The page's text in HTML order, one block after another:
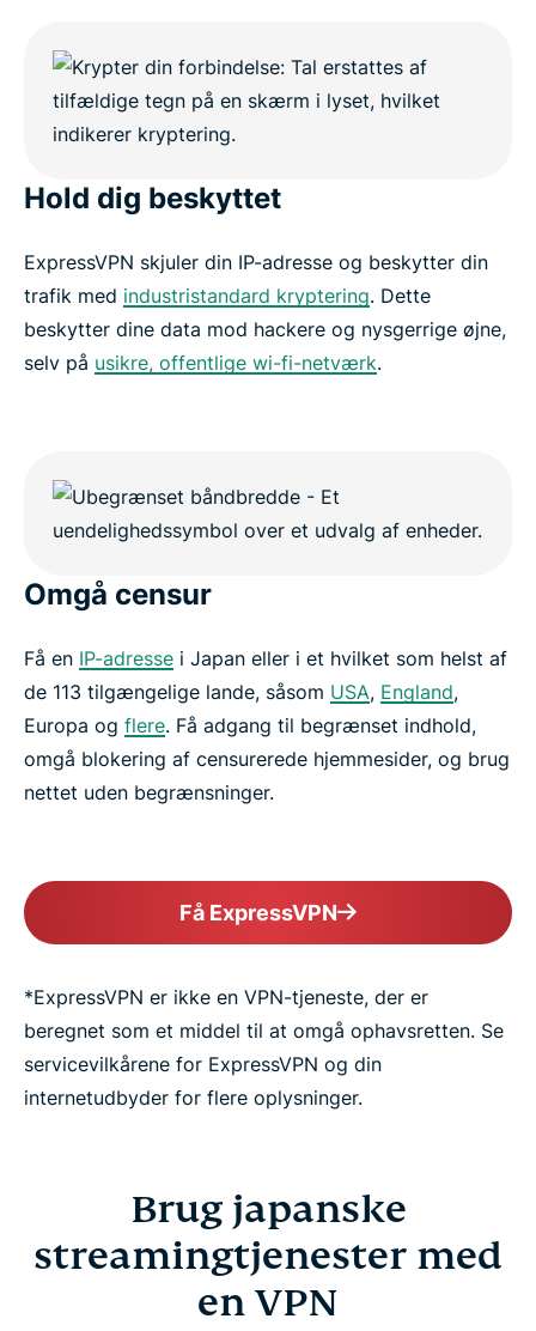
Hold dig beskyttet
ExpressVPN skjuler din IP-adresse og beskytter din
trafik med industristandard kryptering. Dette
beskytter dine data mod hackere og nysgerrige øjne,
selv på usikre, offentlige wi-fi-netværk.
Omgå censur
Få en IP-adresse i Japan eller i et hvilket som helst af
de 113 tilgængelige lande, såsom USA, England,
Europa og flere. Få adgang til begrænset indhold,
omgå blokering af censurerede hjemmesider, og brug
nettet uden begrænsninger.
Få ExpressVPN
*ExpressVPN er ikke en VPN-tjeneste, der er
beregnet som et middel til at omgå ophavsretten. Se
servicevilkårene for ExpressVPN og din
internetudbyder for flere oplysninger.
Brug japanske
streamingtjenester med
en VPN